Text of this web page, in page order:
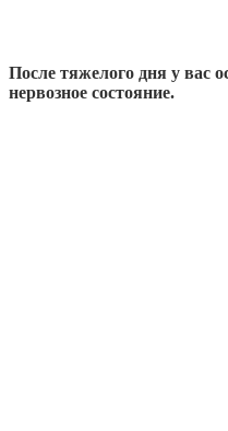
После тяжелого дня у вас
нервозное состояние.